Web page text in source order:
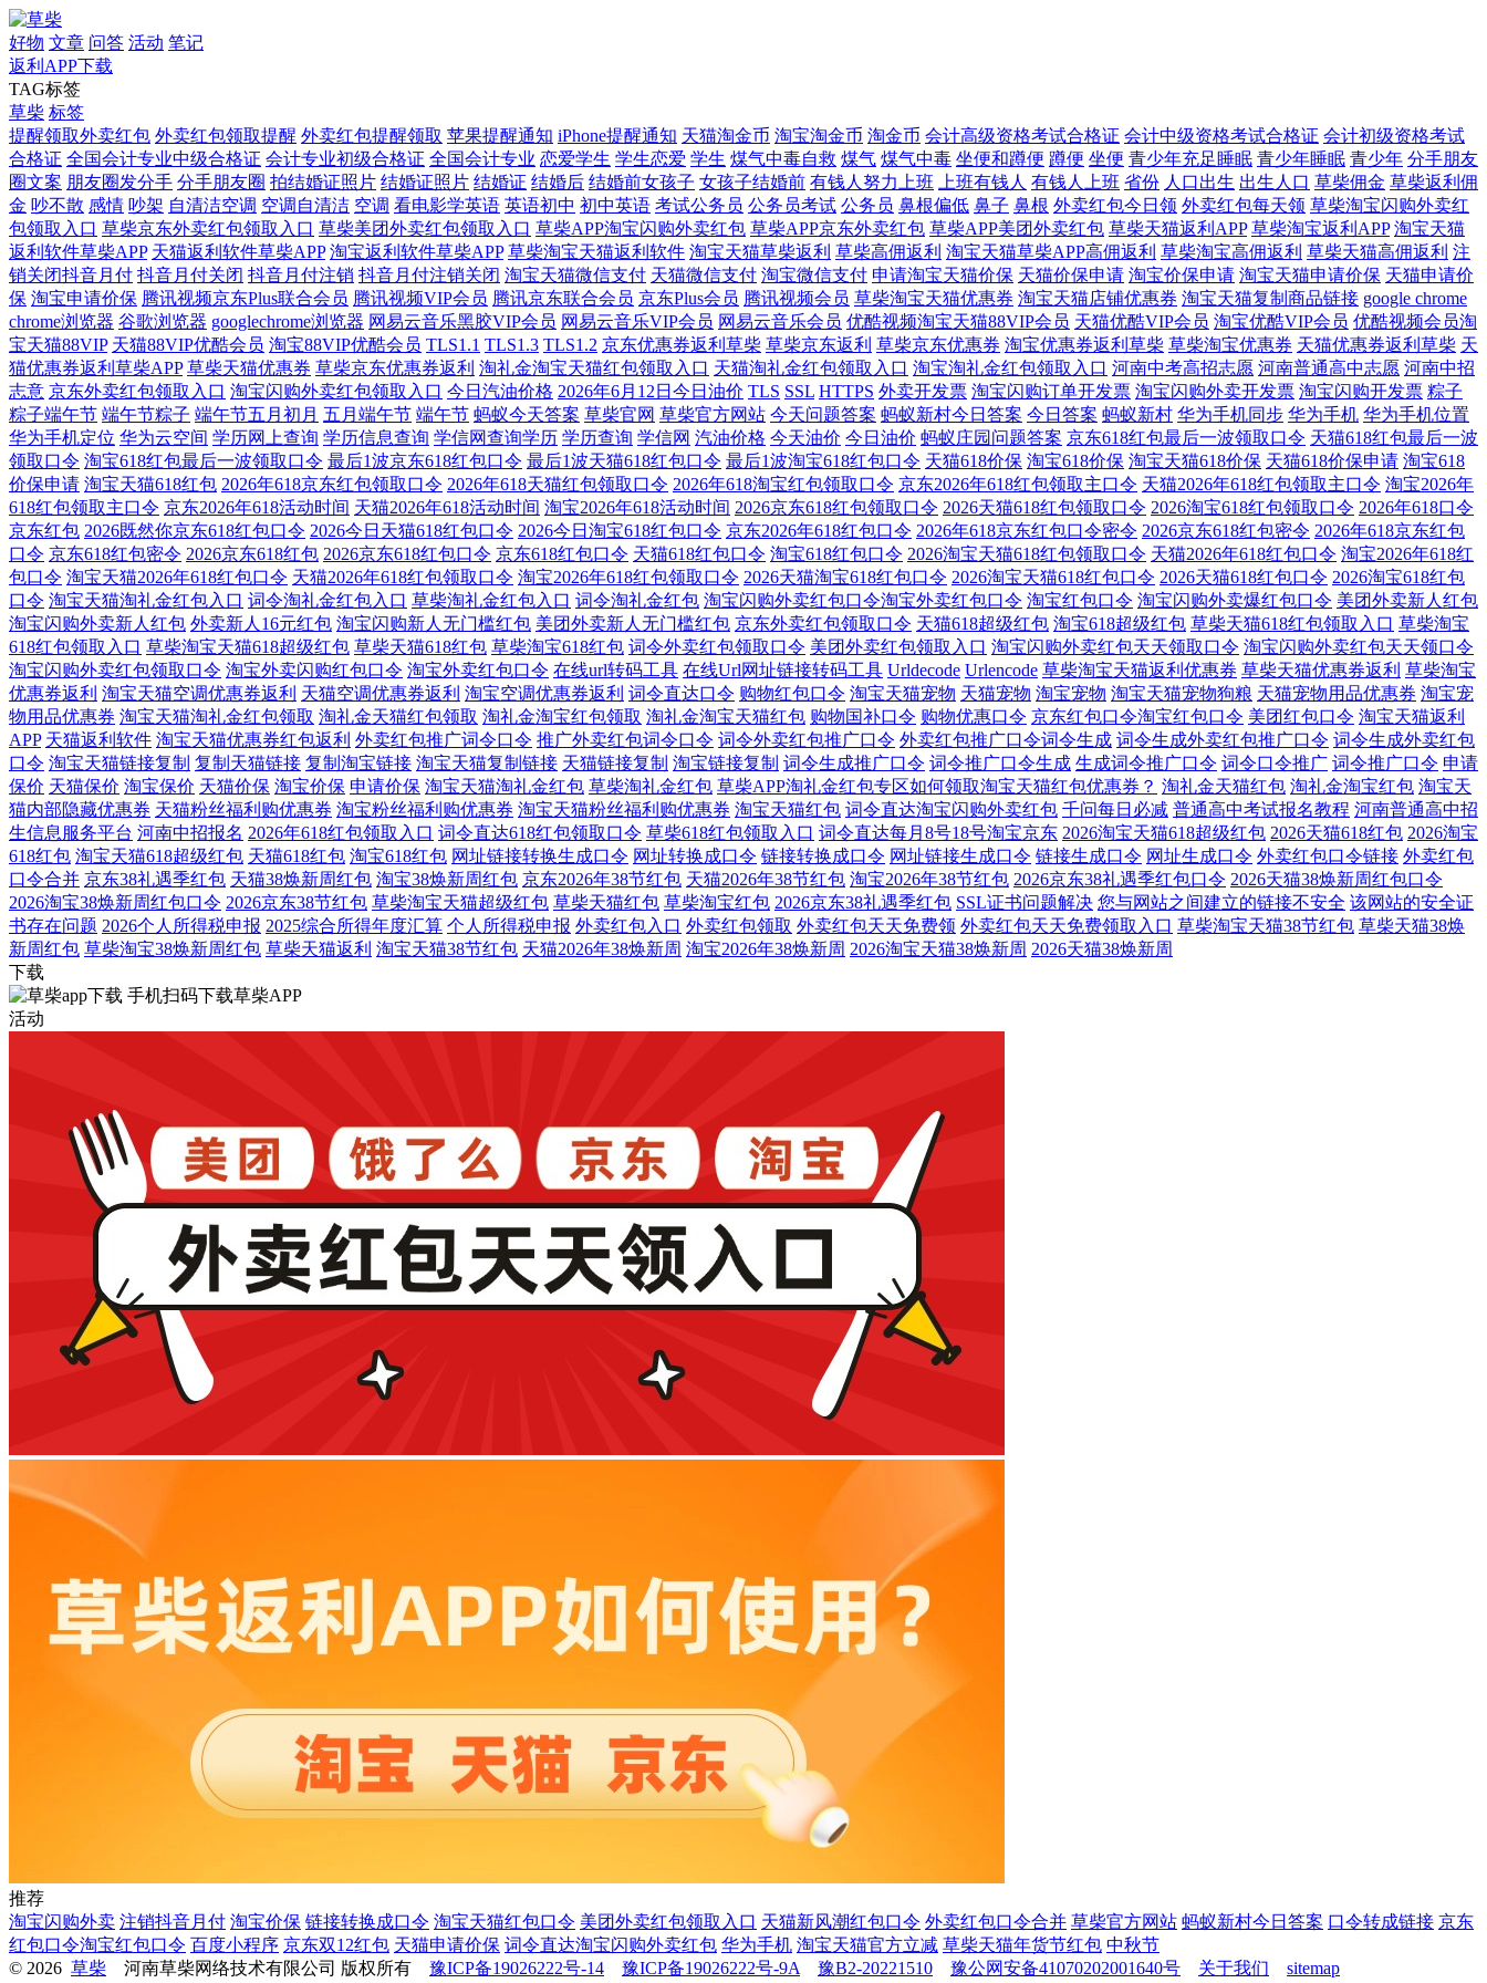
好物 文章 问答 活动 笔记
返利APP下载
TAG标签
草柴 标签
提醒领取外卖红包 外卖红包领取提醒 外卖红包提醒领取 苹果提醒通知 iPhone提醒通知 天猫淘金币 淘宝淘金币 淘金币 会计高级资格考试合格证 会计中级资格考试合格证 会计初级资格考试
合格证 全国会计专业中级合格证 会计专业初级合格证 全国会计专业 恋爱学生 学生恋爱 学生 煤气中毒自救 煤气 煤气中毒 坐便和蹲便 蹲便 坐便 青少年充足睡眠 青少年睡眠 青少年 分手朋友
圈文案 朋友圈发分手 分手朋友圈 拍结婚证照片 结婚证照片 结婚证 结婚后 结婚前女孩子 女孩子结婚前 有钱人努力上班 上班有钱人 有钱人上班 省份 人口出生 出生人口 草柴佣金 草柴返利佣
金 吵不散 感情 吵架 自清洁空调 空调自清洁 空调 看电影学英语 英语初中 初中英语 考试公务员 公务员考试 公务员 鼻根偏低 鼻子 鼻根 外卖红包今日领 外卖红包每天领 草柴淘宝闪购外卖红
包领取入口 草柴京东外卖红包领取入口 草柴美团外卖红包领取入口 草柴APP淘宝闪购外卖红包 草柴APP京东外卖红包 草柴APP美团外卖红包 草柴天猫返利APP 草柴淘宝返利APP 淘宝天猫
返利软件草柴APP 天猫返利软件草柴APP 淘宝返利软件草柴APP 草柴淘宝天猫返利软件 淘宝天猫草柴返利 草柴高佣返利 淘宝天猫草柴APP高佣返利 草柴淘宝高佣返利 草柴天猫高佣返利 注
销关闭抖音月付 抖音月付关闭 抖音月付注销 抖音月付注销关闭 淘宝天猫微信支付 天猫微信支付 淘宝微信支付 申请淘宝天猫价保 天猫价保申请 淘宝价保申请 淘宝天猫申请价保 天猫申请价
保 淘宝申请价保 腾讯视频京东Plus联合会员 腾讯视频VIP会员 腾讯京东联合会员 京东Plus会员 腾讯视频会员 草柴淘宝天猫优惠券 淘宝天猫店铺优惠券 淘宝天猫复制商品链接 google chrome
chrome浏览器 谷歌浏览器 googlechrome浏览器 网易云音乐黑胶VIP会员 网易云音乐VIP会员 网易云音乐会员 优酷视频淘宝天猫88VIP会员 天猫优酷VIP会员 淘宝优酷VIP会员 优酷视频会员淘
宝天猫88VIP 天猫88VIP优酷会员 淘宝88VIP优酷会员 TLS1.1 TLS1.3 TLS1.2 京东优惠券返利草柴 草柴京东返利 草柴京东优惠券 淘宝优惠券返利草柴 草柴淘宝优惠券 天猫优惠券返利草柴 天
猫优惠券返利草柴APP 草柴天猫优惠券 草柴京东优惠券返利 淘礼金淘宝天猫红包领取入口 天猫淘礼金红包领取入口 淘宝淘礼金红包领取入口 河南中考高招志愿 河南普通高中志愿 河南中招
志意 京东外卖红包领取入口 淘宝闪购外卖红包领取入口 今日汽油价格 2026年6月12日今日油价 TLS SSL HTTPS 外卖开发票 淘宝闪购订单开发票 淘宝闪购外卖开发票 淘宝闪购开发票 粽子
粽子端午节 端午节粽子 端午节五月初月 五月端午节 端午节 蚂蚁今天答案 草柴官网 草柴官方网站 今天问题答案 蚂蚁新村今日答案 今日答案 蚂蚁新村 华为手机同步 华为手机 华为手机位置
华为手机定位 华为云空间 学历网上查询 学历信息查询 学信网查询学历 学历查询 学信网 汽油价格 今天油价 今日油价 蚂蚁庄园问题答案 京东618红包最后一波领取口令 天猫618红包最后一波
领取口令 淘宝618红包最后一波领取口令 最后1波京东618红包口令 最后1波天猫618红包口令 最后1波淘宝618红包口令 天猫618价保 淘宝618价保 淘宝天猫618价保 天猫618价保申请 淘宝618
价保申请 淘宝天猫618红包 2026年618京东红包领取口令 2026年618天猫红包领取口令 2026年618淘宝红包领取口令 京东2026年618红包领取主口令 天猫2026年618红包领取主口令 淘宝2026年
618红包领取主口令 京东2026年618活动时间 天猫2026年618活动时间 淘宝2026年618活动时间 2026京东618红包领取口令 2026天猫618红包领取口令 2026淘宝618红包领取口令 2026年618口令
京东红包 2026既然你京东618红包口令 2026今日天猫618红包口令 2026今日淘宝618红包口令 京东2026年618红包口令 2026年618京东红包口令密令 2026京东618红包密令 2026年618京东红包
口令 京东618红包密令 2026京东618红包 2026京东618红包口令 京东618红包口令 天猫618红包口令 淘宝618红包口令 2026淘宝天猫618红包领取口令 天猫2026年618红包口令 淘宝2026年618红
包口令 淘宝天猫2026年618红包口令 天猫2026年618红包领取口令 淘宝2026年618红包领取口令 2026天猫淘宝618红包口令 2026淘宝天猫618红包口令 2026天猫618红包口令 2026淘宝618红包
口令 淘宝天猫淘礼金红包入口 词令淘礼金红包入口 草柴淘礼金红包入口 词令淘礼金红包 淘宝闪购外卖红包口令淘宝外卖红包口令 淘宝红包口令 淘宝闪购外卖爆红包口令 美团外卖新人红包
淘宝闪购外卖新人红包 外卖新人16元红包 淘宝闪购新人无门槛红包 美团外卖新人无门槛红包 京东外卖红包领取口令 天猫618超级红包 淘宝618超级红包 草柴天猫618红包领取入口 草柴淘宝
618红包领取入口 草柴淘宝天猫618超级红包 草柴天猫618红包 草柴淘宝618红包 词令外卖红包领取口令 美团外卖红包领取入口 淘宝闪购外卖红包天天领取口令 淘宝闪购外卖红包天天领口令
淘宝闪购外卖红包领取口令 淘宝外卖闪购红包口令 淘宝外卖红包口令 在线url转码工具 在线Url网址链接转码工具 Urldecode Urlencode 草柴淘宝天猫返利优惠券 草柴天猫优惠券返利 草柴淘宝
优惠券返利 淘宝天猫空调优惠券返利 天猫空调优惠券返利 淘宝空调优惠券返利 词令直达口令 购物红包口令 淘宝天猫宠物 天猫宠物 淘宝宠物 淘宝天猫宠物狗粮 天猫宠物用品优惠券 淘宝宠
物用品优惠券 淘宝天猫淘礼金红包领取 淘礼金天猫红包领取 淘礼金淘宝红包领取 淘礼金淘宝天猫红包 购物国补口令 购物优惠口令 京东红包口令淘宝红包口令 美团红包口令 淘宝天猫返利
APP 天猫返利软件 淘宝天猫优惠券红包返利 外卖红包推广词令口令 推广外卖红包词令口令 词令外卖红包推广口令 外卖红包推广口令词令生成 词令生成外卖红包推广口令 词令生成外卖红包
口令 淘宝天猫链接复制 复制天猫链接 复制淘宝链接 淘宝天猫复制链接 天猫链接复制 淘宝链接复制 词令生成推广口令 词令推广口令生成 生成词令推广口令 词令口令推广 词令推广口令 申请
保价 天猫保价 淘宝保价 天猫价保 淘宝价保 申请价保 淘宝天猫淘礼金红包 草柴淘礼金红包 草柴APP淘礼金红包专区如何领取淘宝天猫红包优惠券？ 淘礼金天猫红包 淘礼金淘宝红包 淘宝天
猫内部隐藏优惠券 天猫粉丝福利购优惠券 淘宝粉丝福利购优惠券 淘宝天猫粉丝福利购优惠券 淘宝天猫红包 词令直达淘宝闪购外卖红包 千问每日必减 普通高中考试报名教程 河南普通高中招
生信息服务平台 河南中招报名 2026年618红包领取入口 词令直达618红包领取口令 草柴618红包领取入口 词令直达每月8号18号淘宝京东 2026淘宝天猫618超级红包 2026天猫618红包 2026淘宝
618红包 淘宝天猫618超级红包 天猫618红包 淘宝618红包 网址链接转换生成口令 网址转换成口令 链接转换成口令 网址链接生成口令 链接生成口令 网址生成口令 外卖红包口令链接 外卖红包
口令合并 京东38礼遇季红包 天猫38焕新周红包 淘宝38焕新周红包 京东2026年38节红包 天猫2026年38节红包 淘宝2026年38节红包 2026京东38礼遇季红包口令 2026天猫38焕新周红包口令
2026淘宝38焕新周红包口令 2026京东38节红包 草柴淘宝天猫超级红包 草柴天猫红包 草柴淘宝红包 2026京东38礼遇季红包 SSL证书问题解决 您与网站之间建立的链接不安全 该网站的安全证
书存在问题 2026个人所得税申报 2025综合所得年度汇算 个人所得税申报 外卖红包入口 外卖红包领取 外卖红包天天免费领 外卖红包天天免费领取入口 草柴淘宝天猫38节红包 草柴天猫38焕
新周红包 草柴淘宝38焕新周红包 草柴天猫返利 淘宝天猫38节红包 天猫2026年38焕新周 淘宝2026年38焕新周 2026淘宝天猫38焕新周 2026天猫38焕新周
下载
手机扫码下载草柴APP
活动
推荐
淘宝闪购外卖 注销抖音月付 淘宝价保 链接转换成口令 淘宝天猫红包口令 美团外卖红包领取入口 天猫新风潮红包口令 外卖红包口令合并 草柴官方网站 蚂蚁新村今日答案 口令转成链接 京东
红包口令淘宝红包口令 百度小程序 京东双12红包 天猫申请价保 词令直达淘宝闪购外卖红包 华为手机 淘宝天猫官方立减 草柴天猫年货节红包 中秋节
© 2026 草柴 河南草柴网络技术有限公司 版权所有 豫ICP备19026222号-14 豫ICP备19026222号-9A 豫B2-20221510 豫公网安备41070202001640号 关于我们 sitemap